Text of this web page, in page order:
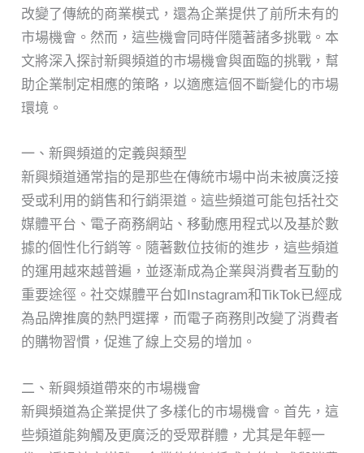
改變了傳統的商業模式，還為企業提供了前所未有的
市場機會。然而，這些機會同時伴隨著諸多挑戰。本
文將深入探討新興頻道的市場機會與面臨的挑戰，幫
助企業制定相應的策略，以適應這個不斷變化的市場
環境。
一、新興頻道的定義與類型
新興頻道通常指的是那些在傳統市場中尚未被廣泛接
受或利用的銷售和行銷渠道。這些頻道可能包括社交
媒體平台、電子商務網站、移動應用程式以及基於數
據的個性化行銷等。隨著數位技術的進步，這些頻道
的運用越來越普遍，並逐漸成為企業與消費者互動的
重要途徑。社交媒體平台如Instagram和TikTok已經成
為品牌推廣的熱門選擇，而電子商務則改變了消費者
的購物習慣，促進了線上交易的增加。
二、新興頻道帶來的市場機會
新興頻道為企業提供了多樣化的市場機會。首先，這
些頻道能夠觸及更廣泛的受眾群體，尤其是年輕一